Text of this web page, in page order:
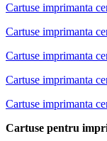
Cartuse imprimanta
Cartuse imprimanta
Cartuse imprimanta
Cartuse imprimanta
Cartuse imprimanta
Cartuse pentru